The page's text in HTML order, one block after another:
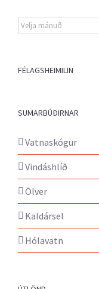
Eldri
fréttir
FÉLAGSHEIMILIN
SUMARBÚÐIRNAR
Vatnaskógur
Vindáshlíð
Ölver
Kaldársel
Hólavatn